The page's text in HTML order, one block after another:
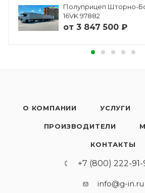
Полуприцеп Шторно-
16VK 97882
от 3 847 500 ₽
О КОМПАНИИ УСЛУГИ
ПРОИЗВОДИТЕЛИ
КОНТАКТЫ
+7 (800) 222-91-
info@g-in.ru